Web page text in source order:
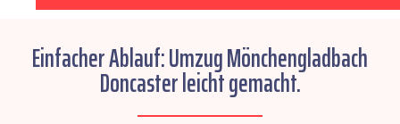
Einfacher Ablauf: Umzug Mönchengladbach
Doncaster leicht gemacht.